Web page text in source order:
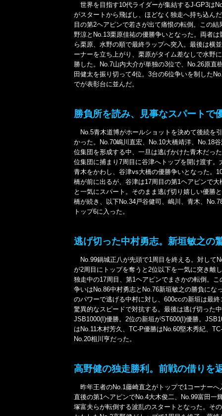
世界を目指す10代ライダーが集結するJ-GP3は
がスタートから飛ばし、ほどなく独走へ持ち込ん
目の第2ヘアピンで若さが出て痛恨の転倒。この結
野涼とNo.13栗原佳祐の優勝争いとなった。両者は
ら栗原、水野の順で最終ラップへ突入。最後は横
ーナーを立ち上がり、栗原がタイム差なしで水野
勝した。No.7山内大介が単独の3位で、No.26原直
田健太を振り切って4位。3台の6位争いを制した
でが表彰台に並んだ。
勝負所を読み、見事なスパートで
No.5青木道博がホールショットを決めて後続を
かった。No.70嶋川直宏、No.10大橋靖洋、No.18
位集団を形成する中、一旦は逃げかけた青木だっ
位集団に捕まり7周目に谷津へトップを開け渡す。
青木をかわし、谷津vs大橋の優勝争いとなった。
橋が前に出るが、谷津は17周目の第1ヘアピンで大
と一気にスパート。そのまま逃げ切り嬉しい優勝
橋が続き、以下No.34戸谷健司、嶋川、青木、
トップ6に入った。
逃げ切った中村勇志。新垣敏之の
No.99鍋城正八が先頭で1周目を終える。対して
が2周目にトップを奪うと2位以下を一気に突き離
独走中の17周目、第1ヘアピンでまさかの転倒。こ
争いはNo.86中村勇志とNo.76新垣敏之の勝負にな
のパワーで逃げる中村に対し、600ccの新垣は最終
驚異的なスピードで対抗する。最後は逃げ切った
JSB1000(I)優勝。2位の新垣がST600(I)優勝。
はNo.11木村芳久、TC-P優勝はNo.60堅木秀紀、
No.20相川亨だった。
高野健の独走勝利。前戦の借りを
昨年王者のNo.1藤崎直之がトップで1コーナーへ
直後の第1ヘアピンでNo.4大木俊二、No.99富田一
塚富夫らが転倒する波乱のスタートとなった。そ